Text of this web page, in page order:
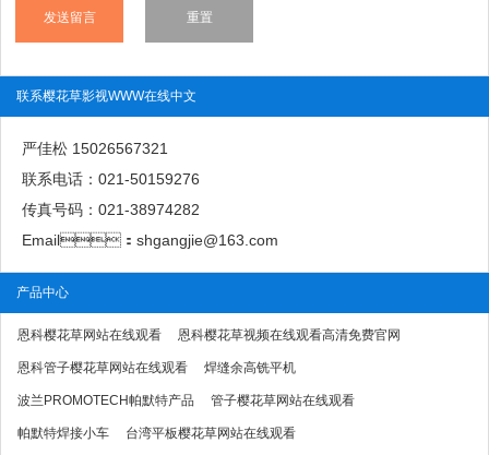
联系樱花草影视WWW在线中文
严佳松 15026567321
联系电话：021-50159276
传真号码：021-38974282
Email：shgangjie@163.com
产品中心
恩科樱花草网站在线观看 恩科樱花草视频在线观看高清免费官网
恩科管子樱花草网站在线观看 焊缝余高铣平机
波兰PROMOTECH帕默特产品 管子樱花草网站在线观看
帕默特焊接小车 台湾平板樱花草网站在线观看